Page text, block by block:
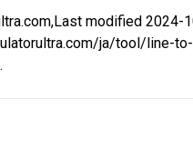
modified 2024-
ja/tool/line-to-